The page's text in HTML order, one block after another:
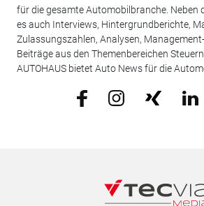
für die gesamte Automobilbranche. Neben
es auch Interviews, Hintergrundberichte,
Zulassungszahlen, Analysen,
Beiträge aus den Themenbereichen
AUTOHAUS bietet Auto News für die